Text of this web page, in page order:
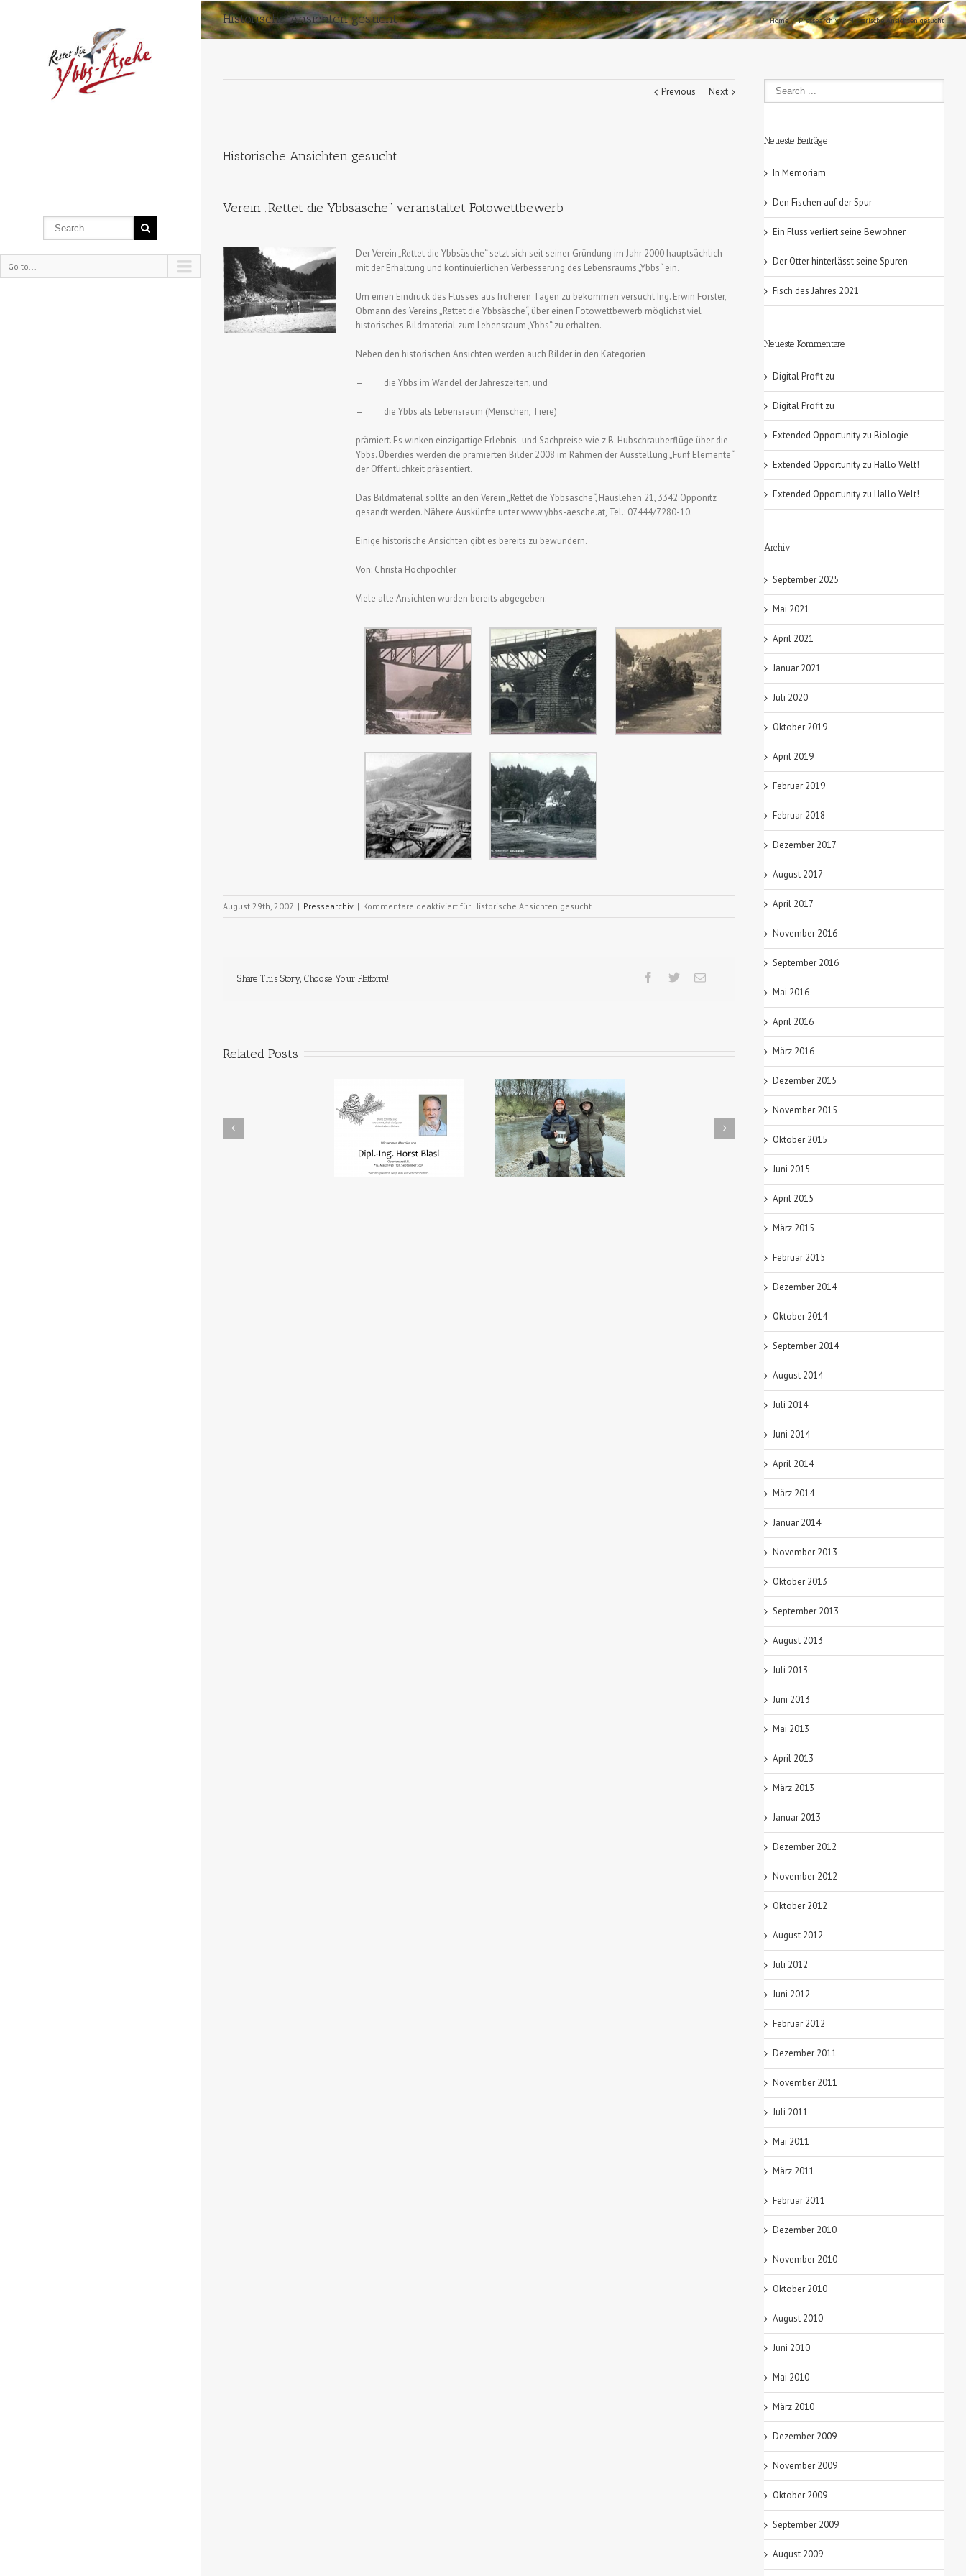
Go to...
Historische Ansichten gesucht Home Pressearchiv Historische Ansichten gesucht
Previous Next
Historische Ansichten gesucht
Verein „Rettet die Ybbsäsche“ veranstaltet Fotowettbewerb
Der Verein „Rettet die Ybbsäsche“ setzt sich seit seiner Gründung im Jahr 2000 hauptsächlich
mit der Erhaltung und kontinuierlichen Verbesserung des Lebensraums „Ybbs“ ein.
Um einen Eindruck des Flusses aus früheren Tagen zu bekommen versucht Ing. Erwin Forster,
Obmann des Vereins „Rettet die Ybbsäsche“, über einen Fotowettbewerb möglichst viel
historisches Bildmaterial zum Lebensraum „Ybbs“ zu erhalten.
Neben den historischen Ansichten werden auch Bilder in den Kategorien
– die Ybbs im Wandel der Jahreszeiten, und
– die Ybbs als Lebensraum (Menschen, Tiere)
prämiert. Es winken einzigartige Erlebnis- und Sachpreise wie z.B. Hubschrauberflüge über die
Ybbs. Überdies werden die prämierten Bilder 2008 im Rahmen der Ausstellung „Fünf Elemente“
der Öffentlichkeit präsentiert.
Das Bildmaterial sollte an den Verein „Rettet die Ybbsäsche“, Hauslehen 21, 3342 Opponitz
gesandt werden. Nähere Auskünfte unter www.ybbs-aesche.at, Tel.: 07444/7280-10.
Einige historische Ansichten gibt es bereits zu bewundern.
Von: Christa Hochpöchler
Viele alte Ansichten wurden bereits abgegeben:
August 29th, 2007 | Pressearchiv | Kommentare deaktiviert für Historische Ansichten gesucht
Share This Story, Choose Your Platform!
Related Posts
Den Fischen auf der Spur
Ein Fluss verliert seine
Der Otter hinterlässt seine
Spuren
Neueste Beiträge
In Memoriam
Den Fischen auf der Spur
Ein Fluss verliert seine Bewohner
Der Otter hinterlässt seine Spuren
Fisch des Jahres 2021
Neueste Kommentare
Digital Profit zu
Digital Profit zu
Extended Opportunity zu Biologie
Extended Opportunity zu Hallo Welt!
Extended Opportunity zu Hallo Welt!
Archiv
September 2025
Mai 2021
April 2021
Januar 2021
Juli 2020
Oktober 2019
April 2019
Februar 2019
Februar 2018
Dezember 2017
August 2017
April 2017
November 2016
September 2016
Mai 2016
April 2016
März 2016
Dezember 2015
November 2015
Oktober 2015
Juni 2015
April 2015
März 2015
Februar 2015
Dezember 2014
Oktober 2014
September 2014
August 2014
Juli 2014
Juni 2014
April 2014
März 2014
Januar 2014
November 2013
Oktober 2013
September 2013
August 2013
Juli 2013
Juni 2013
Mai 2013
April 2013
März 2013
Januar 2013
Dezember 2012
November 2012
Oktober 2012
August 2012
Juli 2012
Juni 2012
Februar 2012
Dezember 2011
November 2011
Juli 2011
Mai 2011
März 2011
Februar 2011
Dezember 2010
November 2010
Oktober 2010
August 2010
Juni 2010
Mai 2010
März 2010
Dezember 2009
November 2009
Oktober 2009
September 2009
August 2009